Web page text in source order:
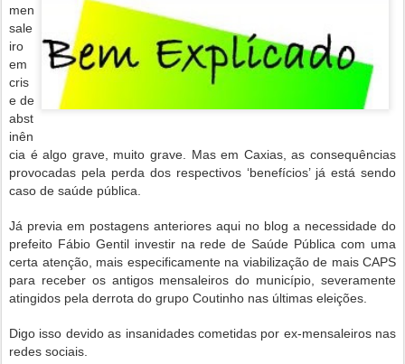
men
sale
iro
em
cris
e de
abst
inên
cia é algo grave, muito grave. Mas em Caxias, as consequências
provocadas pela perda dos respectivos ‘benefícios’ já está sendo
caso de saúde pública.
Já previa em postagens anteriores aqui no blog a necessidade do
prefeito Fábio Gentil investir na rede de Saúde Pública com uma
certa atenção, mais especificamente na viabilização de mais CAPS
para receber os antigos mensaleiros do município, severamente
atingidos pela derrota do grupo Coutinho nas últimas eleições.
Digo isso devido as insanidades cometidas por ex-mensaleiros nas
redes sociais.